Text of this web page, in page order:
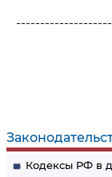
Кодексы РФ в